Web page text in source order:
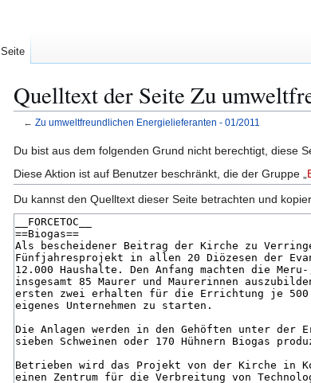
Quelltext der Seite Zu
← Zu umweltfreundlichen Energielieferanten - 01/2011
Zur
Navigation
springen
Zur
Suche
springen
Du bist aus dem folgenden Grund nicht berechtigt, diese
Diese Aktion ist auf Benutzer beschränkt, die der Gruppe „
Du kannst den Quelltext dieser Seite betrachten und
Seite